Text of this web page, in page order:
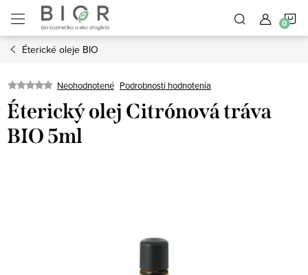
obsah
Éterické oleje BIO
Neohodnotené Podrobnosti hodnotenia
Éterický olej Citrónová tráva
BIO 5ml